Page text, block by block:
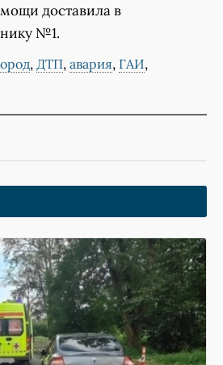
доставила в
№1.
, ДТП, авария, ГАИ,